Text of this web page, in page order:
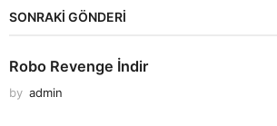
SONRAKİ GÖNDERİ
Robo Revenge İndir
by admin